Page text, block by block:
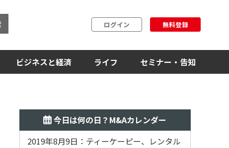
ログイン 無料登録
ビジネスと経済 ライフ セミナー・告知
今日は何の日？M&Aカレンダー
2019年8月9日：ティーケーピー、レンタル